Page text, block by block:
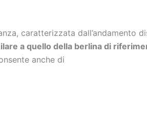
caratterizzata dall’andamento
a quello della berlina di
anche di